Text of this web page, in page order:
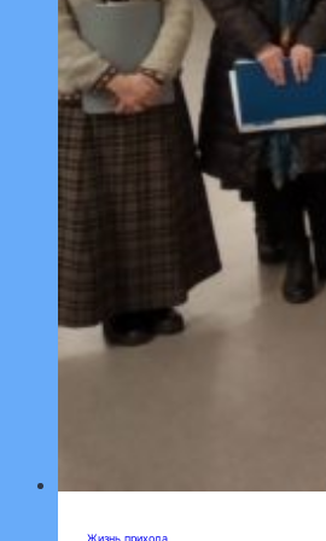
Жизнь прихода